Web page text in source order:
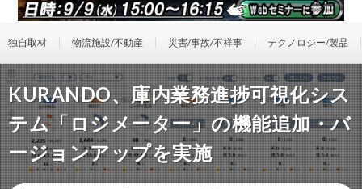
独自取材 物流施設/不動産 災害/事故/不祥事 テクノロジー/製品
KURANDO、庫内業務進捗可視化シス
テム「ロジメーター」の機能追加・バ
ージョンアップを実施